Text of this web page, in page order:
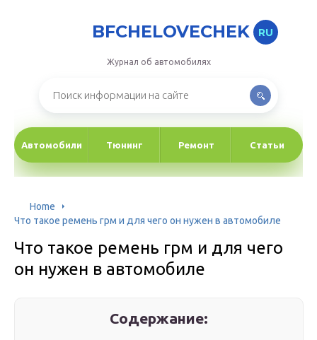
BFCHELOVECHEK RU
Журнал об автомобилях
Автомобили Тюнинг Ремонт Статьи
Home
Что такое ремень грм и для чего он нужен в автомобиле
Что такое ремень грм и для чего
он нужен в автомобиле
Содержание: